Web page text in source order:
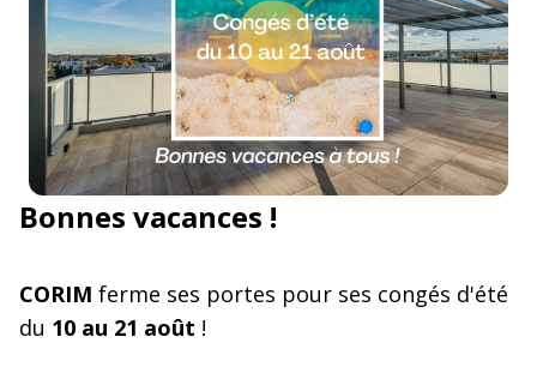
Bonnes vacances !
CORIM ferme ses portes pour ses congés d'été
du 10 au 21 août !